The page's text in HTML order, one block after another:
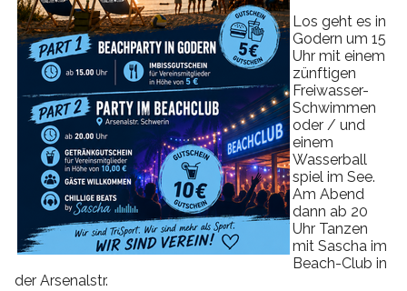
Los geht es in
Godern um 15
Uhr mit einem
zünftigen
Freiwasser-
Schwimmen
oder / und
einem
Wasserball
spiel im See.
Am Abend
dann ab 20
Uhr Tanzen
mit Sascha im
Beach-Club in
der Arsenalstr.